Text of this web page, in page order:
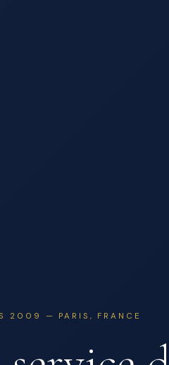
2009 — PARIS, FRANCE